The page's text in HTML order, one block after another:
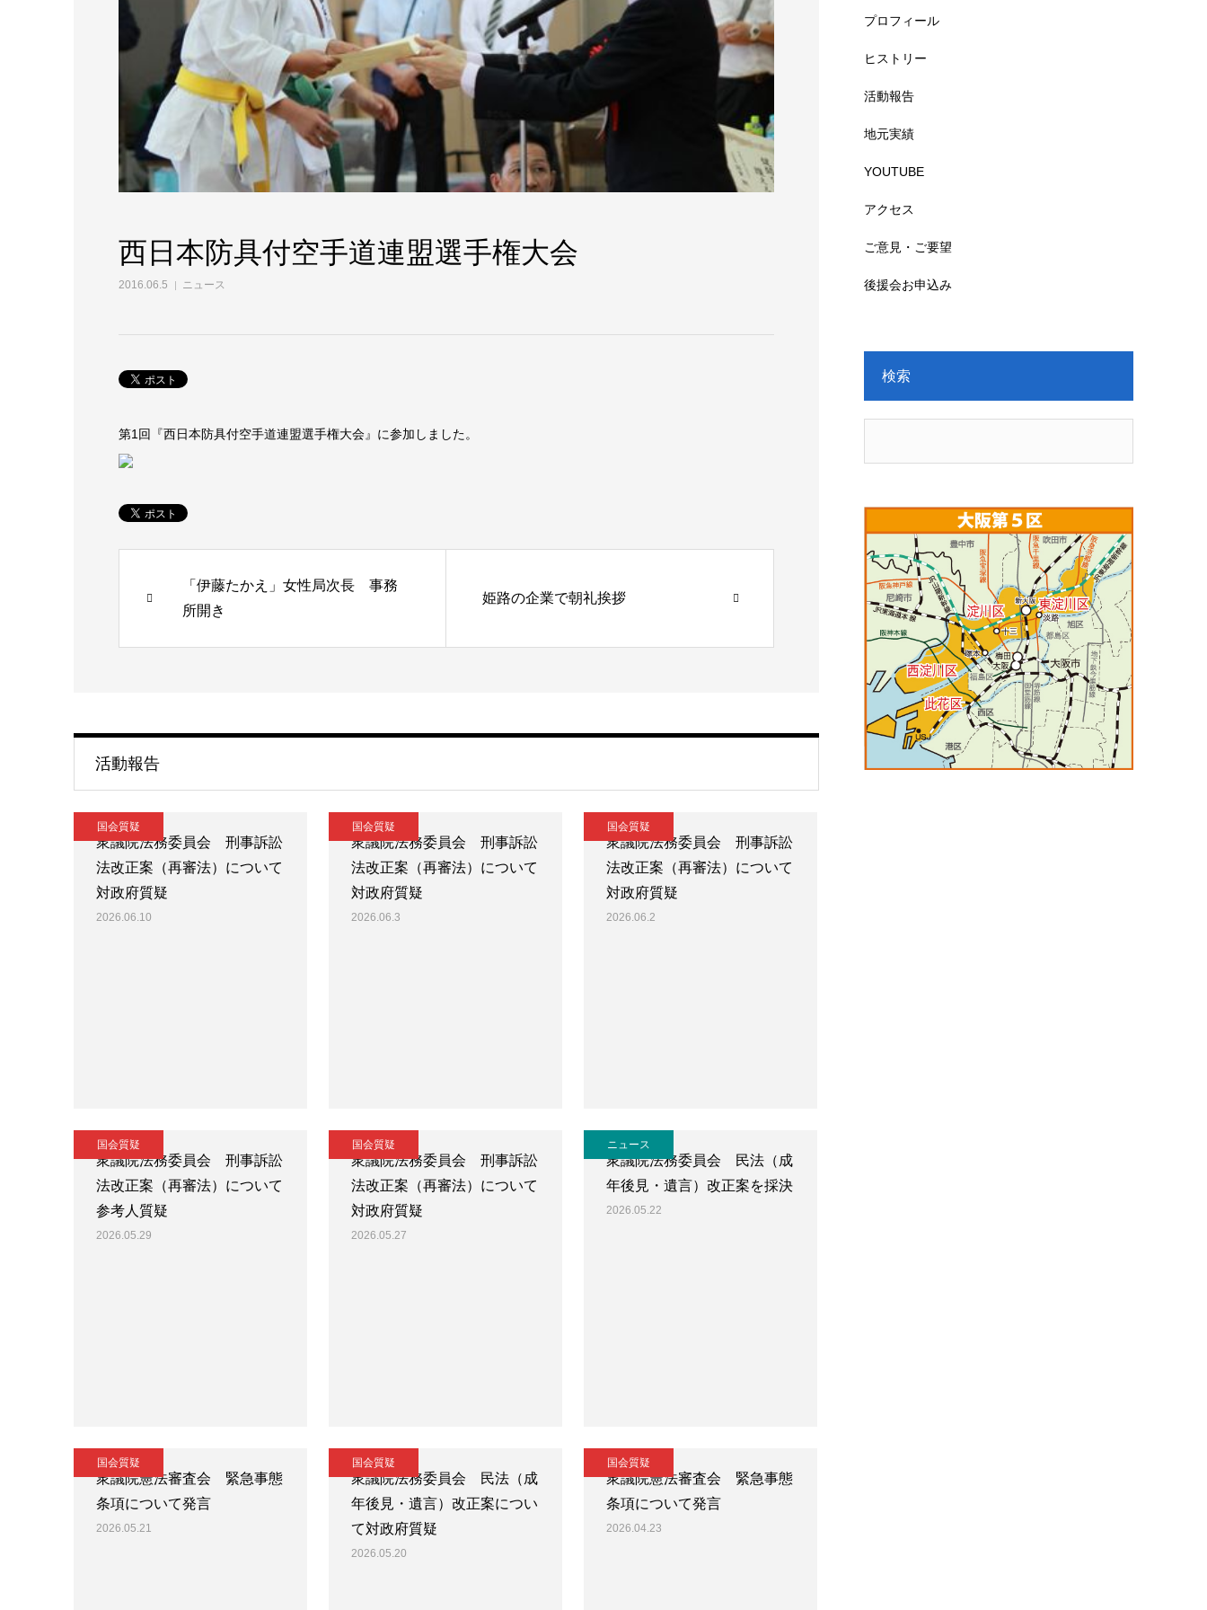
西日本防具付空手道連盟選手権大会
2016.06.5 ニュース
第1回『西日本防具付空手道連盟選手権大会』に参加しました。
「伊藤たかえ」女性局次長 事務
所開き
姫路の企業で朝礼挨拶
活動報告
国会質疑
衆議院法務委員会 刑事訴訟
法改正案（再審法）について
対政府質疑
2026.06.10
国会質疑
衆議院法務委員会 刑事訴訟
法改正案（再審法）について
対政府質疑
2026.06.3
国会質疑
衆議院法務委員会 刑事訴訟
法改正案（再審法）について
対政府質疑
2026.06.2
国会質疑
衆議院法務委員会 刑事訴訟
法改正案（再審法）について
参考人質疑
2026.05.29
国会質疑
衆議院法務委員会 刑事訴訟
法改正案（再審法）について
対政府質疑
2026.05.27
ニュース
衆議院法務委員会 民法（成
年後見・遺言）改正案を採決
2026.05.22
国会質疑
衆議院憲法審査会 緊急事態
条項について発言
2026.05.21
国会質疑
衆議院法務委員会 民法（成
年後見・遺言）改正案につい
て対政府質疑
2026.05.20
国会質疑
衆議院憲法審査会 緊急事態
条項について発言
2026.04.23
プロフィール
ヒストリー
活動報告
地元実績
YOUTUBE
アクセス
ご意見・ご要望
後援会お申込み
検索